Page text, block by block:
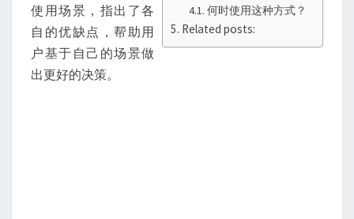
何时使用这种方式？
Related posts:
使用场景，指出了各
自的优缺点，帮助用
户基于自己的场景做
出更好的决策。